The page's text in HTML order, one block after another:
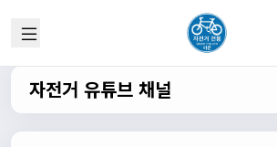
1/22/2025
채팅 신기해여
오 채팅기능까지..
자전거 유튜브 채널